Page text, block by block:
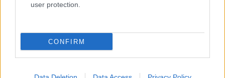
user protection.
CONFIRM